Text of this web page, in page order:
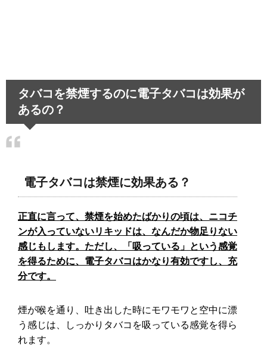
タバコを禁煙するのに電子タバコは効果が
あるの？
電子タバコは禁煙に効果ある？
正直に言って、禁煙を始めたばかりの頃は、ニコチ
ンが入っていないリキッドは、なんだか物足りない
感じもします。ただし、「吸っている」という感覚
を得るために、電子タバコはかなり有効ですし、充
分です。
煙が喉を通り、吐き出した時にモワモワと空中に漂
う感じは、しっかりタバコを吸っている感覚を得ら
れます。